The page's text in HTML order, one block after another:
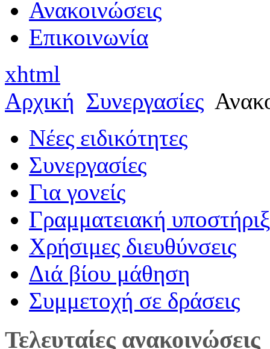
Ανακοινώσεις
Επικοινωνία
xhtml
Αρχική Συνεργασίες
Νέες ειδικότητες
Συνεργασίες
Για γονείς
Γραμματειακή
Χρήσιμες διευθύνσεις
Διά βίου μάθηση
Συμμετοχή σε δράσεις
Τελευταίες ανακοινώσεις